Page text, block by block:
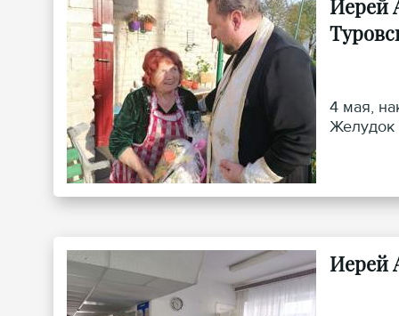
Иерей
4 мая,
Желудок
Иерей